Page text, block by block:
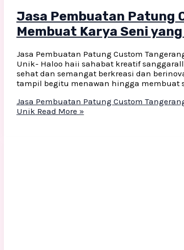
Jasa Pembuatan Patung
Membuat Karya Seni
Jasa Pembuatan Patung Custom
Unik- Haloo haii sahabat kreatif
sehat dan semangat berkreasi dan
tampil begitu menawan hingga membuat
Jasa Pembuatan Patung Custom
Unik Read More »